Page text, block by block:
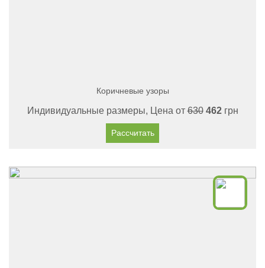
Коричневые узоры
Индивидуальные размеры, Цена от630 462грн
Рассчитать